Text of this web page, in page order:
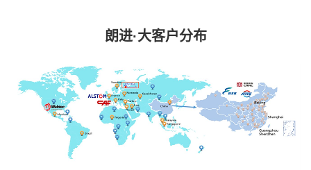
朗进·大客户分布